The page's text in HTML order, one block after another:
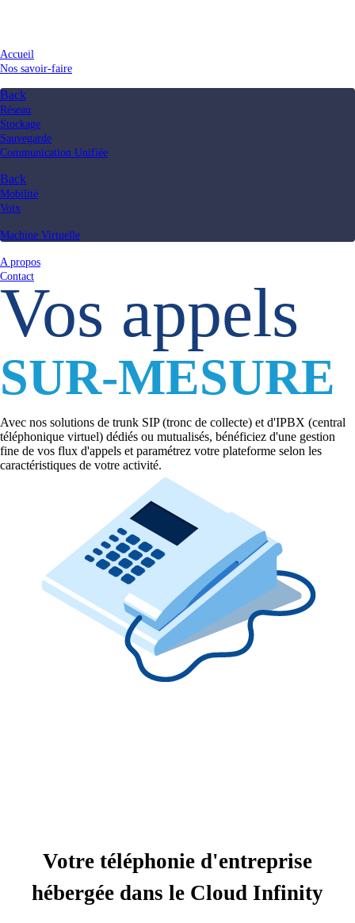
Accueil
Nos savoir-faire
Back
Réseau
Stockage
Sauvegarde
Communication Unifiée
Back
Mobilité
Voix
Machine Virtuelle
A propos
Contact
Vos appels
SUR-MESURE
Avec nos solutions de trunk SIP (tronc de collecte) et d'IPBX (central
téléphonique virtuel) dédiés ou mutualisés, bénéficiez d'une gestion
fine de vos flux d'appels et paramétrez votre plateforme selon les
caractéristiques de votre activité.
Votre téléphonie d'entreprise
hébergée dans le Cloud Infinity